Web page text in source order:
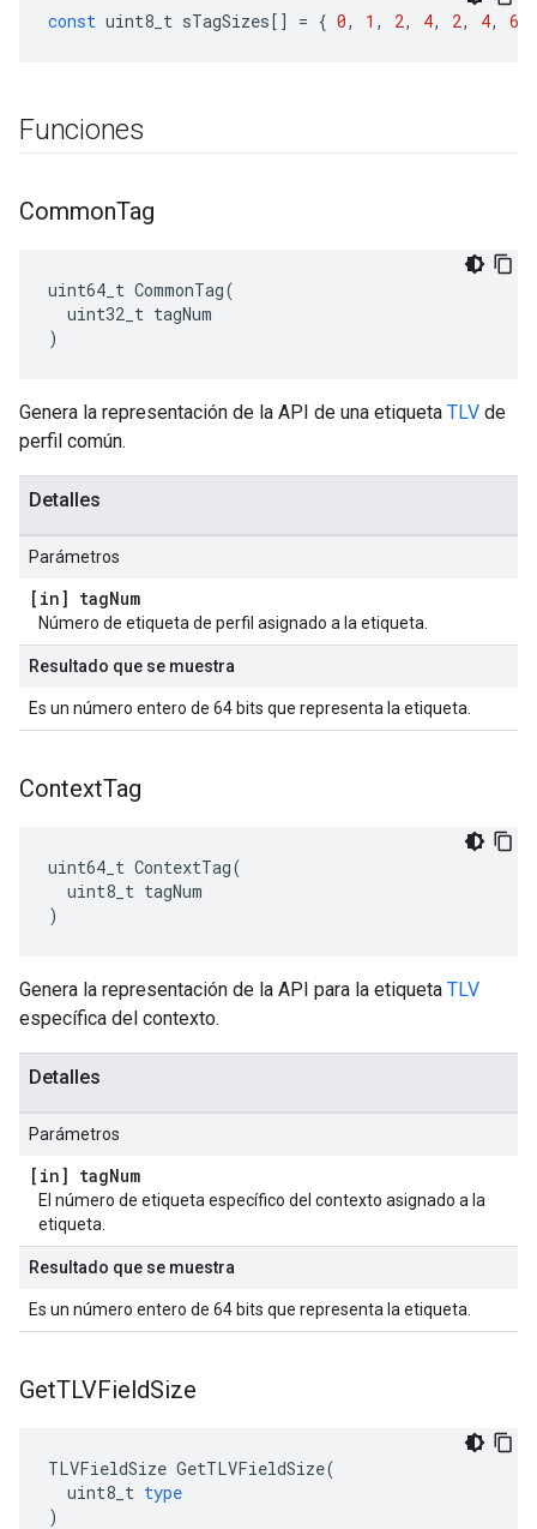
const uint8_t sTagSizes[] = { 0, 1 , 2, 4, 2, 4, 6
Funciones
CommonTag
uint64_t CommonTag(
  uint32_t tagNum
)
Genera la representación de la API de una etiqueta TLV de
perfil común.
Detalles
Parámetros
[in] tagNum
Número de etiqueta de perfil asignado a la etiqueta.
Resultado que se muestra
Es un número entero de 64 bits que representa la etiqueta.
ContextTag
uint64_t ContextTag(
  uint8_t tagNum
)
Genera la representación de la API para la etiqueta TLV
específica del contexto.
Detalles
Parámetros
[in] tagNum
El número de etiqueta específico del contexto asignado a la
etiqueta.
Resultado que se muestra
Es un número entero de 64 bits que representa la etiqueta.
GetTLVFieldSize
TLVFieldSize GetTLVFieldSize(
uint8_t type
)